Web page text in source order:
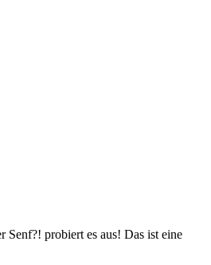
Senf?! probiert es aus! Das ist eine